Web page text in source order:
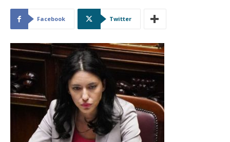
Facebook Twitter